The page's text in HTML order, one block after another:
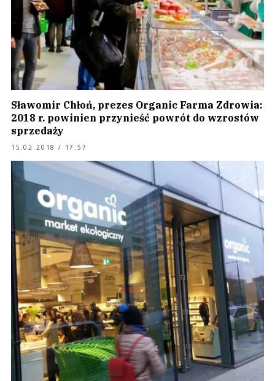
Sławomir Chłoń, prezes Organic Farma Zdrowia:
2018 r. powinien przynieść powrót do wzrostów
sprzedaży
15.02.2018 / 17:57